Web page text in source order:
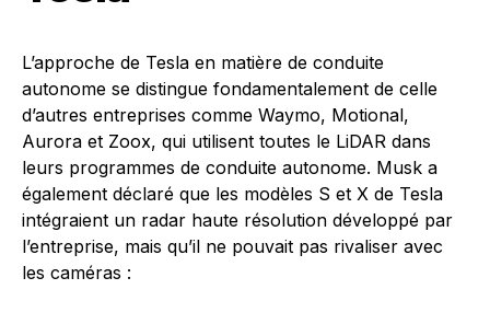
L’approche de Tesla en matière de conduite
autonome se distingue fondamentalement de celle
d’autres entreprises comme Waymo, Motional,
Aurora et Zoox, qui utilisent toutes le LiDAR dans
leurs programmes de conduite autonome. Musk a
également déclaré que les modèles S et X de Tesla
intégraient un radar haute résolution développé par
l’entreprise, mais qu’il ne pouvait pas rivaliser avec
les caméras :